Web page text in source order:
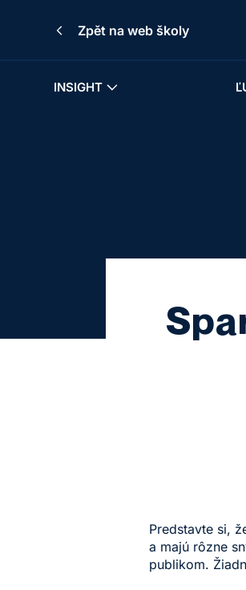
Zpět na web školy
INSIGHT
Predstavte si,
a majú rôzne
publikom.